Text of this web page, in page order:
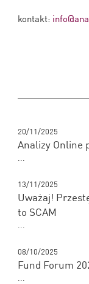
kontakt:
20/11/2025
Analizy Online
...
13/11/2025
Uważaj!
to SCAM
...
08/10/2025
Fund Forum
...